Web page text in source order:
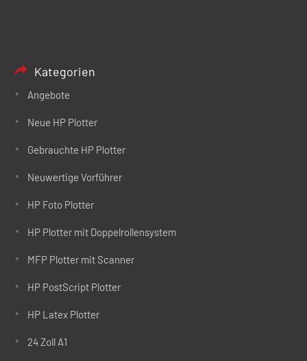
Kategorien
Angebote
Neue HP Plotter
Gebrauchte HP Plotter
Neuwertige Vorführer
HP Foto Plotter
HP Plotter mit Doppelrollensystem
MFP Plotter mit Scanner
HP PostScript Plotter
HP Latex Plotter
24 Zoll A1